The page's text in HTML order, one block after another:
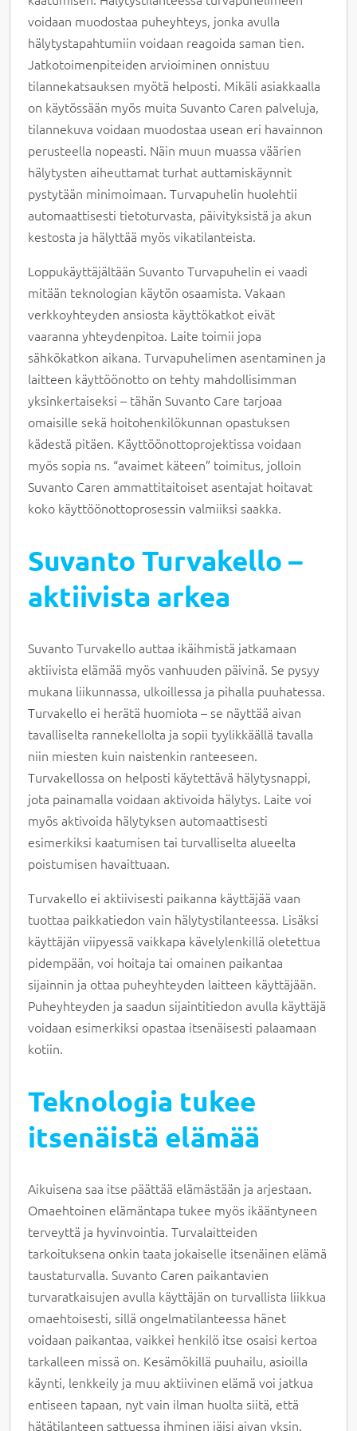
voidaan muodostaa puheyhteys, jonka avulla
hälytystapahtumiin voidaan reagoida saman tien.
Jatkotoimenpiteiden arvioiminen onnistuu
tilannekatsauksen myötä helposti. Mikäli asiakkaalla
on käytössään myös muita Suvanto Caren palveluja,
tilannekuva voidaan muodostaa usean eri havainnon
perusteella nopeasti. Näin muun muassa väärien
hälytysten aiheuttamat turhat auttamiskäynnit
pystytään minimoimaan. Turvapuhelin huolehtii
automaattisesti tietoturvasta, päivityksistä ja akun
kestosta ja hälyttää myös vikatilanteista.
Loppukäyttäjältään Suvanto Turvapuhelin ei vaadi
mitään teknologian käytön osaamista. Vakaan
verkkoyhteyden ansiosta käyttökatkot eivät
vaaranna yhteydenpitoa. Laite toimii jopa
sähkökatkon aikana. Turvapuhelimen asentaminen ja
laitteen käyttöönotto on tehty mahdollisimman
yksinkertaiseksi – tähän Suvanto Care tarjoaa
omaisille sekä hoitohenkilökunnan opastuksen
kädestä pitäen. Käyttöönottoprojektissa voidaan
myös sopia ns. “avaimet käteen” toimitus, jolloin
Suvanto Caren ammattitaitoiset asentajat hoitavat
koko käyttöönottoprosessin valmiiksi saakka.
Suvanto Turvakello –
aktiivista arkea
Suvanto Turvakello auttaa ikäihmistä jatkamaan
aktiivista elämää myös vanhuuden päivinä. Se pysyy
mukana liikunnassa, ulkoillessa ja pihalla puuhatessa.
Turvakello ei herätä huomiota – se näyttää aivan
tavalliselta rannekellolta ja sopii tyylikkäällä tavalla
niin miesten kuin naistenkin ranteeseen.
Turvakellossa on helposti käytettävä hälytysnappi,
jota painamalla voidaan aktivoida hälytys. Laite voi
myös aktivoida hälytyksen automaattisesti
esimerkiksi kaatumisen tai turvalliselta alueelta
poistumisen havaittuaan.
Turvakello ei aktiivisesti paikanna käyttäjää vaan
tuottaa paikkatiedon vain hälytystilanteessa. Lisäksi
käyttäjän viipyessä vaikkapa kävelylenkillä oletettua
pidempään, voi hoitaja tai omainen paikantaa
sijainnin ja ottaa puheyhteyden laitteen käyttäjään.
Puheyhteyden ja saadun sijaintitiedon avulla käyttäjä
voidaan esimerkiksi opastaa itsenäisesti palaamaan
kotiin.
Teknologia tukee
itsenäistä elämää
Aikuisena saa itse päättää elämästään ja arjestaan.
Omaehtoinen elämäntapa tukee myös ikääntyneen
terveyttä ja hyvinvointia. Turvalaitteiden
tarkoituksena onkin taata jokaiselle itsenäinen elämä
taustaturvalla. Suvanto Caren paikantavien
turvaratkaisujen avulla käyttäjän on turvallista liikkua
omaehtoisesti, sillä ongelmatilanteessa hänet
voidaan paikantaa, vaikkei henkilö itse osaisi kertoa
tarkalleen missä on. Kesämökillä puuhailu, asioilla
käynti, lenkkeily ja muu aktiivinen elämä voi jatkua
entiseen tapaan, nyt vain ilman huolta siitä, että
hätätilanteen sattuessa ihminen jäisi aivan yksin.